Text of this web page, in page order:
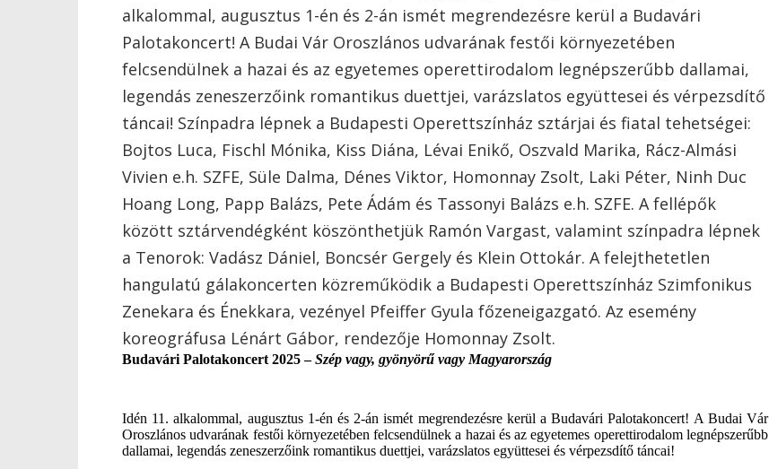
alkalommal, augusztus 1-én és 2-án ismét megrendezésre kerül a Budavári
Palotakoncert! A Budai Vár Oroszlános udvarának festői környezetében
felcsendülnek a hazai és az egyetemes operettirodalom legnépszerűbb dallamai,
legendás zeneszerzőink romantikus duettjei, varázslatos együttesei és vérpezsdítő
táncai! Színpadra lépnek a Budapesti Operettszínház sztárjai és fiatal tehetségei:
Bojtos Luca, Fischl Mónika, Kiss Diána, Lévai Enikő, Oszvald Marika, Rácz-Almási
Vivien e.h. SZFE, Süle Dalma, Dénes Viktor, Homonnay Zsolt, Laki Péter, Ninh Duc
Hoang Long, Papp Balázs, Pete Ádám és Tassonyi Balázs e.h. SZFE. A fellépők
között sztárvendégként köszönthetjük Ramón Vargast, valamint színpadra lépnek
a Tenorok: Vadász Dániel, Boncsér Gergely és Klein Ottokár. A felejthetetlen
hangulatú gálakoncerten közreműködik a Budapesti Operettszínház Szimfonikus
Zenekara és Énekkara, vezényel Pfeiffer Gyula főzeneigazgató. Az esemény
koreográfusa Lénárt Gábor, rendezője Homonnay Zsolt.
Budavári Palotakoncert 2025 –Szép vagy, gyönyörű vagy Magyarország
Idén 11. alkalommal, augusztus 1-én és 2-án ismét megrendezésre kerül a Budavári Palotakoncert! A Budai Vár
Oroszlános udvarának festői környezetében felcsendülnek a hazai és az egyetemes operettirodalom legnépszerűbb
dallamai, legendás zeneszerzőink romantikus duettjei, varázslatos együttesei és vérpezsdítő táncai!